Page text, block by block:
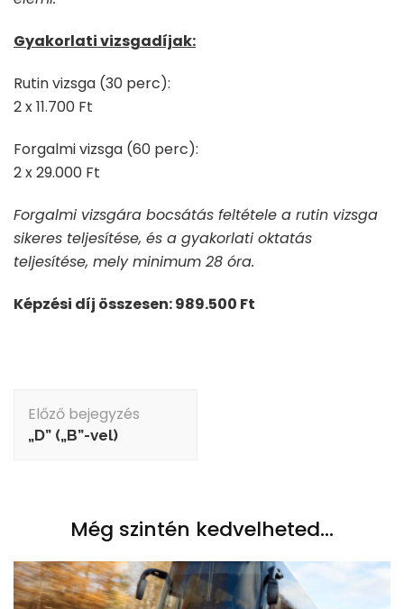
Gyakorlati vizsgadíjak:
Rutin vizsga (30 perc):
2 x 11.700 Ft
Forgalmi vizsga (60 perc):
2 x 29.000 Ft
Forgalmi vizsgára bocsátás feltétele a rutin vizsga
sikeres teljesítése, és a gyakorlati oktatás
teljesítése, mely minimum 28 óra.
Képzési díj összesen: 989.500 Ft
navigáció
Előző bejegyzés
„D” („B”-vel)
Még szintén kedvelheted...